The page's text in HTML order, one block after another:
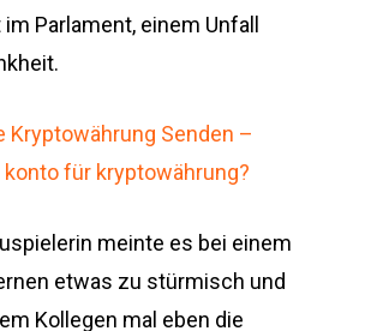
Parlament, einem Unfall
Kryptowährung Senden –
für kryptowährung?
meinte es bei einem
etwas zu stürmisch und
Kollegen mal eben die